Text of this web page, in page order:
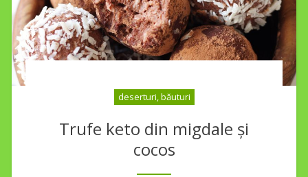
deserturi, băuturi
Trufe keto din migdale și
cocos